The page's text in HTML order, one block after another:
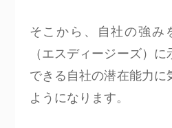
そこから、自社の強み
（エスディージーズ）
できる自社の潜在能力に
ようになります。